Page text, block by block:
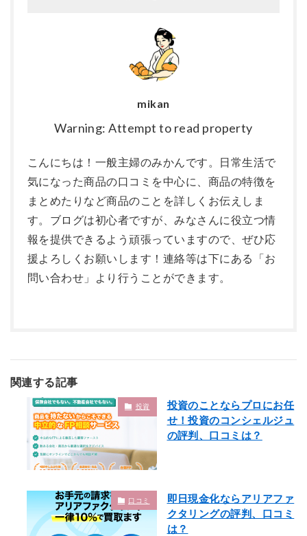
mikan
Warning: Attempt to read property
こんにちは！一般主婦のみかんです。日常生活で
気になった商品の口コミを中心に、商品の特徴を
まとめたりなど商品のことを詳しくお伝えしま
す。ブログは初心者ですが、みなさんに役立つ情
報を提供できるよう頑張っていますので、ぜひ応
援よろしくお願いします！連絡等は下にある「お
問い合わせ」より行うことができます。
関連する記事
投資
投資のことならプロにお任
せ！投資のコンシェルジュ
の評判、口コミは？
口コミ
即日現金化ならアリアファ
クタリングの評判、口コミ
は？